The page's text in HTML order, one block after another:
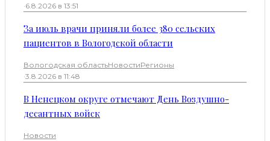
·6.8.2026 в 13:51
За июль врачи приняли более 380 сельских
пациентов в Вологодской области
Вологодская областьНовостиРегионы
·3.8.2026 в 11:48
В Ненецком округе отмечают День Воздушно-
десантных войск
Новости